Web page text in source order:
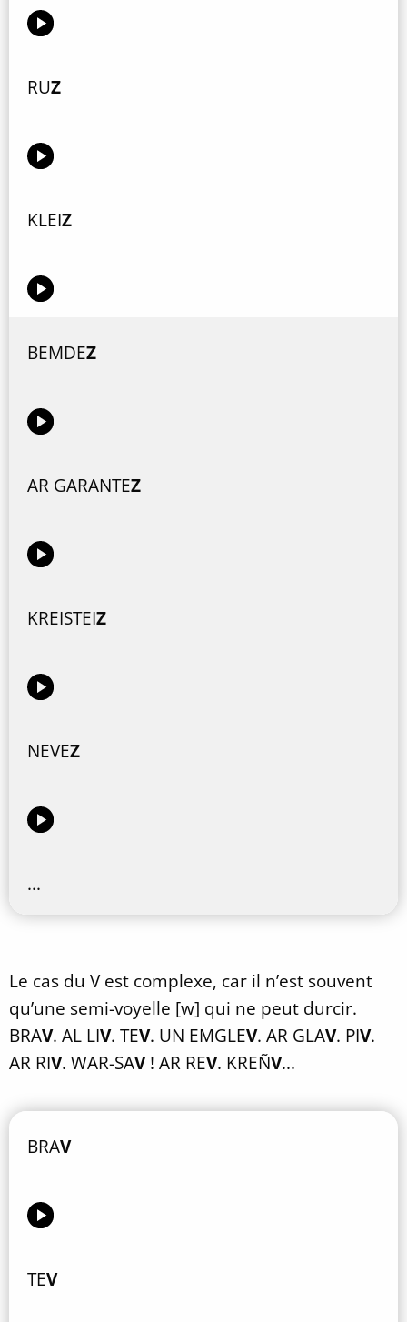
RUZ
KLEIZ
BEMDEZ
AR GARANTEZ
KREISTEIZ
NEVEZ
...
Le cas du V est complexe, car il n’est souvent
qu’une semi-voyelle [w] qui ne peut durcir.
BRAV. AL LIV. TEV. UN EMGLEV. AR GLAV. PIV.
AR RIV. WAR-SAV! AR REV. KREÑV...
BRAV
TEV